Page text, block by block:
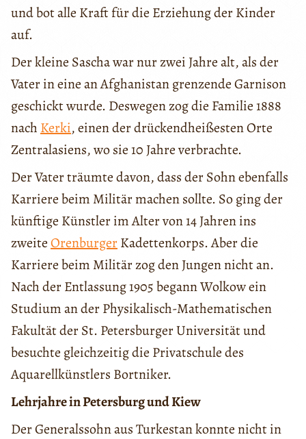
und bot alle Kraft für die Erziehung der Kinder
auf.
Der kleine Sascha war nur zwei Jahre alt, als der
Vater in eine an Afghanistan grenzende Garnison
geschickt wurde. Deswegen zog die Familie 1888
nach Kerki, einen der drückendheißesten Orte
Zentralasiens, wo sie 10 Jahre verbrachte.
Der Vater träumte davon, dass der Sohn ebenfalls
Karriere beim Militär machen sollte. So ging der
künftige Künstler im Alter von 14 Jahren ins
zweiteOrenburgerKadettenkorps. Aber die
Karriere beim Militär zog den Jungen nicht an.
Nach der Entlassung 1905 begann Wolkow ein
Studium an der Physikalisch-Mathematischen
Fakultät der St. Petersburger Universität und
besuchte gleichzeitig die Privatschule des
Aquarellkünstlers Bortniker.
Lehrjahre in Petersburg und Kiew
Der Generalssohn aus Turkestan konnte nicht in